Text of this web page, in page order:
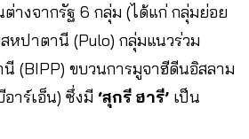
ต่างจากรัฐ 6 กลุ่ม (ได้แก่ กลุ่มย่อย
หปาตานี (Pulo) กลุ่มแนวร่วม
(BIPP) ขบวนการมูจาฮีดีนอิสลาม
าร์เอ็น) ซึ่งมี ‘สุกรี ฮารี’ เป็น